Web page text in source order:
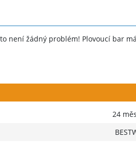
není žádný problém! Plovoucí bar
24